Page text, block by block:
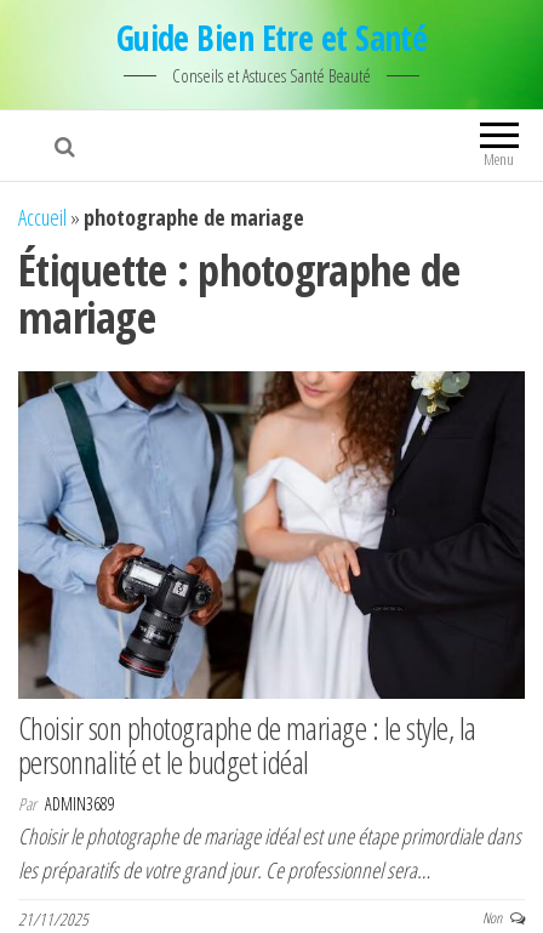
Guide Bien Etre et Santé
Conseils et Astuces Santé Beauté
Menu
Accueil » photographe de mariage
Étiquette : photographe de
mariage
Choisir son photographe de mariage : le style, la
personnalité et le budget idéal
Par ADMIN3689
Choisir le photographe de mariage idéal est une étape primordiale dans
les préparatifs de votre grand jour. Ce professionnel sera…
21/11/2025 Non